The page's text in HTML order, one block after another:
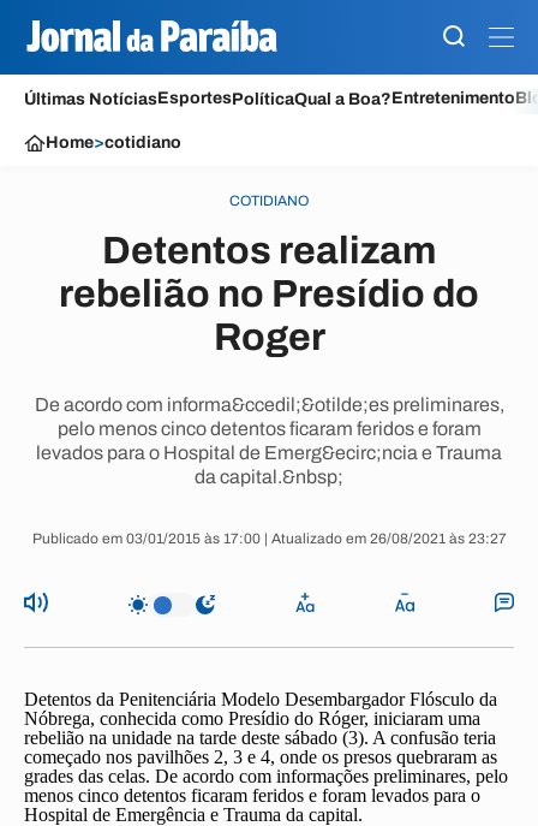
Últimas NotíciasEsportesPolíticaQual a Boa?Entretenimento
Home>cotidiano
COTIDIANO
Detentos realizam
rebelião no Presídio do
Roger
De acordo com informa&ccedil;&otilde;es preliminares,
pelo menos cinco detentos ficaram feridos e foram
levados para o Hospital de Emerg&ecirc;ncia e Trauma
da capital.&nbsp;
Publicado em 03/01/2015 às 17:00 | Atualizado em 26/08/2021 às 23:27
Detentos da Penitenciária Modelo Desembargador Flósculo da
Nóbrega, conhecida como Presídio do Róger, iniciaram uma
rebelião na unidade na tarde deste sábado (3). A confusão teria
começado nos pavilhões 2, 3 e 4, onde os presos quebraram as
grades das celas. De acordo com informações preliminares, pelo
menos cinco detentos ficaram feridos e foram levados para o
Hospital de Emergência e Trauma da capital.